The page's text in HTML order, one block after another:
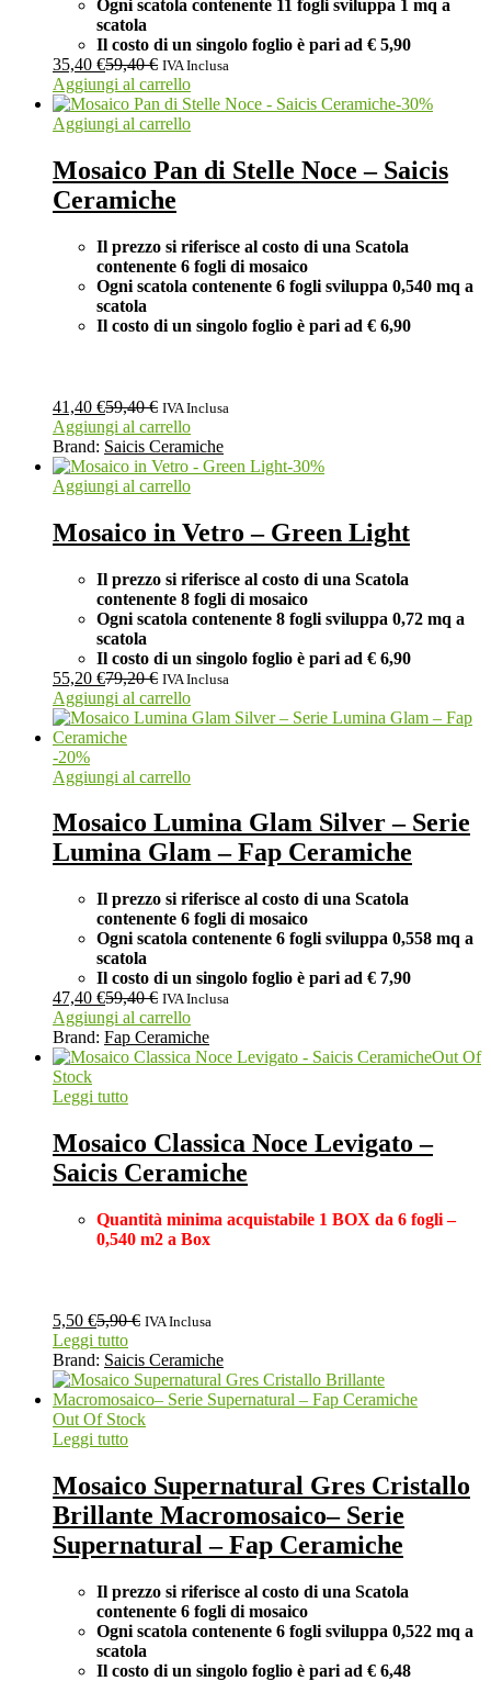
Ogni scatola contenente 11 fogli sviluppa 1 mq a
scatola
Il costo di un singolo foglio è pari ad € 5,90
35,40 €59,40€ IVA Inclusa
Aggiungi al carrello
-30%
Aggiungi al carrello
Mosaico Pan di Stelle Noce – Saicis
Ceramiche
Il prezzo si riferisce al costo di una Scatola
contenente 6 fogli di mosaico
Ogni scatola contenente 6 fogli sviluppa 0,540 mq a
scatola
Il costo di un singolo foglio è pari ad € 6,90
41,40 €59,40€ IVA Inclusa
Aggiungi al carrello
Brand: Saicis Ceramiche
-30%
Aggiungi al carrello
Mosaico in Vetro – Green Light
Il prezzo si riferisce al costo di una Scatola
contenente 8 fogli di mosaico
Ogni scatola contenente 8 fogli sviluppa 0,72 mq a
scatola
Il costo di un singolo foglio è pari ad € 6,90
55,20 €79,20€ IVA Inclusa
Aggiungi al carrello
-20%
Aggiungi al carrello
Mosaico Lumina Glam Silver – Serie
Lumina Glam – Fap Ceramiche
Il prezzo si riferisce al costo di una Scatola
contenente 6 fogli di mosaico
Ogni scatola contenente 6 fogli sviluppa 0,558 mq a
scatola
Il costo di un singolo foglio è pari ad € 7,90
47,40 €59,40€ IVA Inclusa
Aggiungi al carrello
Brand: Fap Ceramiche
Out Of
Stock
Leggi tutto
Mosaico Classica Noce Levigato –
Saicis Ceramiche
Quantità minima acquistabile 1 BOX da 6 fogli –
0,540 m2 a Box
5,50 €5,90€ IVA Inclusa
Leggi tutto
Brand: Saicis Ceramiche
Out Of Stock
Leggi tutto
Mosaico Supernatural Gres Cristallo
Brillante Macromosaico– Serie
Supernatural – Fap Ceramiche
Il prezzo si riferisce al costo di una Scatola
contenente 6 fogli di mosaico
Ogni scatola contenente 6 fogli sviluppa 0,522 mq a
scatola
Il costo di un singolo foglio è pari ad € 6,48